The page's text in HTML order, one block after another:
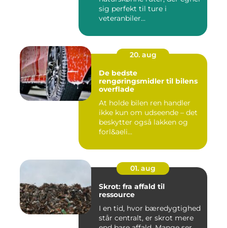
sig perfekt til ture i
veteranbiler...
20. aug
De bedste
rengøringsmidler til bilens
overflade
At holde bilen ren handler
ikke kun om udseende – det
beskytter også lakken og
forl&aeli...
01. aug
Skrot: fra affald til
ressource
I en tid, hvor bæredygtighed
står centralt, er skrot mere